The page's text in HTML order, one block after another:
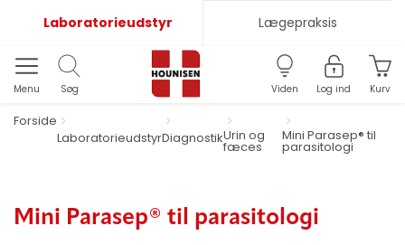
Laboratorieudstyr Lægepraksis
Menu Søg Viden Log ind Kurv
Forside
LaboratorieudstyrDiagnostikUrin og
fæces
Mini Parasep® til
parasitologi
Mini Parasep® til parasitologi